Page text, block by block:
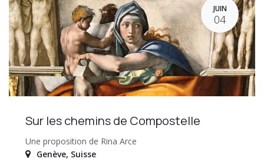
JUIN
04
Sur les chemins de Compostelle
Une proposition de Rina Arce
Genève, Suisse